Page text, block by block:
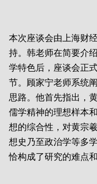
本次座谈会由上海财
持。韩老师在简要介
学特色后，座谈会正
节。顾家宁老师系统
思路。他首先指出，
儒学精神的理想样本
想的综合性，对黄宗
想史乃至政治学等多
恰构成了研究的难点